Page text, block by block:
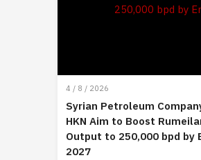
4 / 8 / 2026
Syrian Petroleum
HKN Aim to Boost
Output to 250,000 bpd by
2027